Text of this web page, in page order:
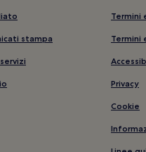
Platinum Fashion Mall:
Mercato Notturno Suan
stampa
Termini
Termini
Privacy
Cookie